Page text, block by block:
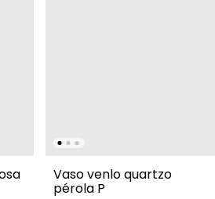
Vaso venlo quartzo
pérola P